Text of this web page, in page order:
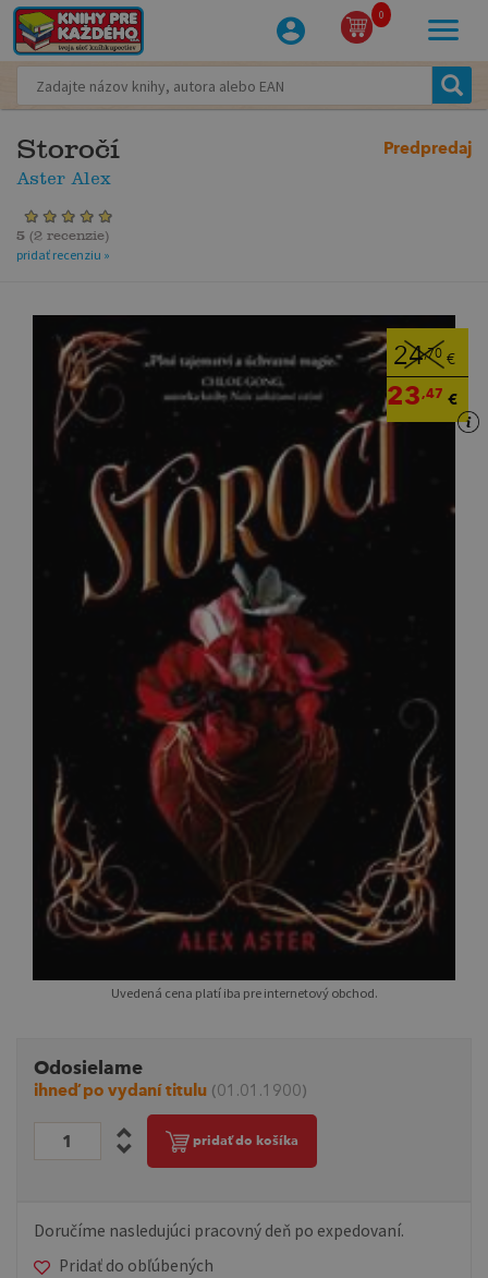
0
Storočí
Aster Alex
Predpredaj
5 (2 recenzie)
pridať recenziu »
24,70 €
23,47 €
Uvedená cena platí iba pre internetový obchod.
Odosielame
ihneď po vydaní titulu (01.01.1900)
pridať do košíka
Doručíme nasledujúci pracovný deň po expedovaní.
Pridať do obľúbených